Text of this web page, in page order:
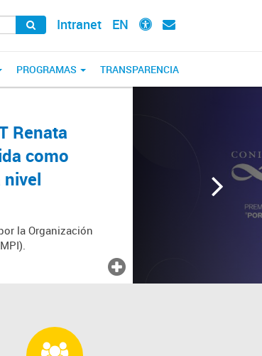
Intranet EN
PROGRAMAS TRANSPARENCIA
Renata
como
nivel
la Organización